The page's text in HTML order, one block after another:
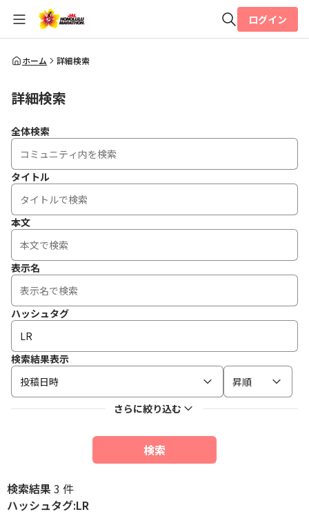
全体検索
ログイン
ホーム 詳細検索
詳細検索
全体検索
タイトル
本文
表示名
ハッシュタグ
検索結果表示
投稿日時
昇順
さらに絞り込む
検索
検索結果3 件
ハッシュタグ:LR